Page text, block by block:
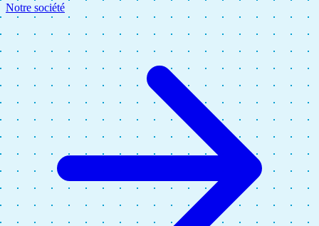
Notre société